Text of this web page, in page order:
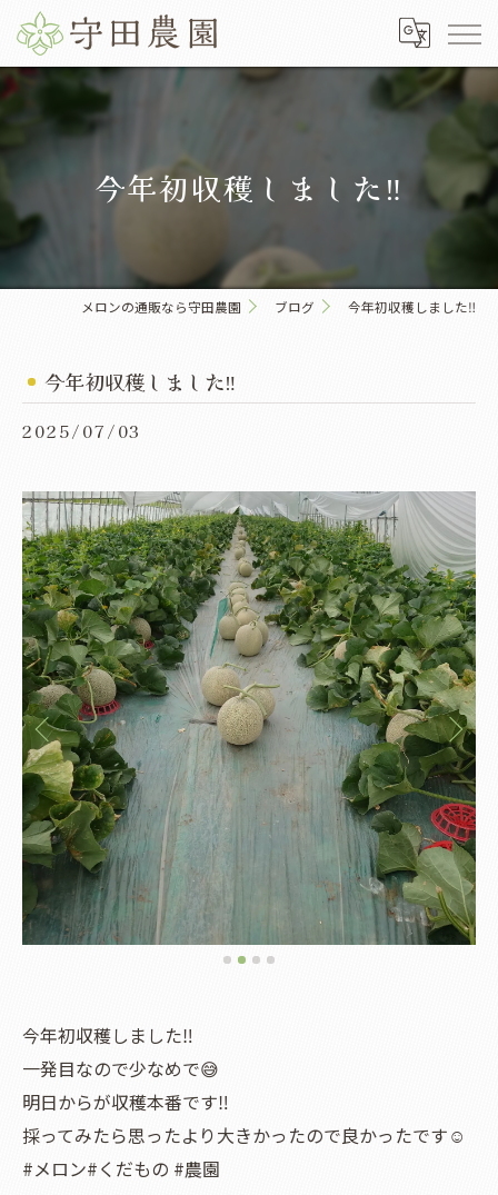
今年初収穫しました‼️
メロンの通販なら守田農園 ブログ 今年初収穫しました‼️
今年初収穫しました‼️
2025/07/03
今年初収穫しました‼️
一発目なので少なめで😅
明日からが収穫本番です‼️
採ってみたら思ったより大きかったので良かったです☺️
#メロン#くだもの #農園